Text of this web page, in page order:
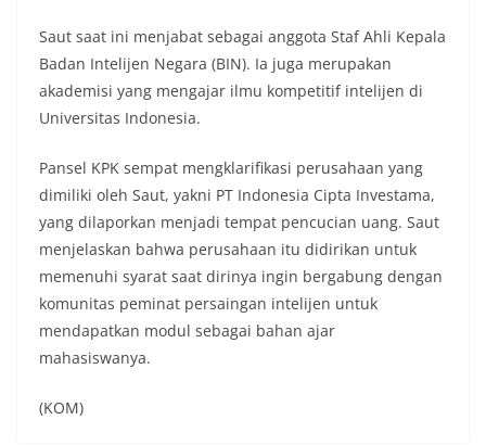
Saut saat ini menjabat sebagai anggota Staf Ahli Kepala
Badan Intelijen Negara (BIN). Ia juga merupakan
akademisi yang mengajar ilmu kompetitif intelijen di
Universitas Indonesia.
Pansel KPK sempat mengklarifikasi perusahaan yang
dimiliki oleh Saut, yakni PT Indonesia Cipta Investama,
yang dilaporkan menjadi tempat pencucian uang. Saut
menjelaskan bahwa perusahaan itu didirikan untuk
memenuhi syarat saat dirinya ingin bergabung dengan
komunitas peminat persaingan intelijen untuk
mendapatkan modul sebagai bahan ajar
mahasiswanya.
(KOM)